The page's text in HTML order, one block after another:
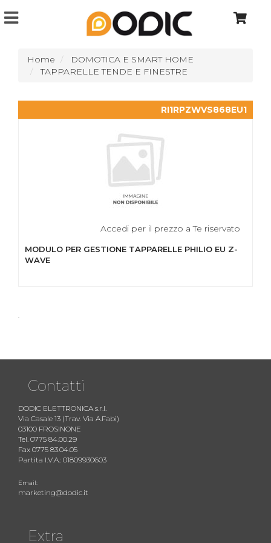
Home
DOMOTICA E SMART HOME
TAPPARELLE TENDE E FINESTRE
RI1RPZWVS868EU1
Accedi per il prezzo a Te riservato
MODULO PER GESTIONE TAPPARELLE PHILIO EU Z-
WAVE
Contatti
DODIC ELETTRONICA s.r.l.
Via Casale 13 (Trav. Via A.Fabi)
03100 FROSINONE
Tel. 0775 84.00.29
Fax 0775 83.04.05
Partita I.V.A.: 01809930603
Email:
marketing@dodic.it
Extra